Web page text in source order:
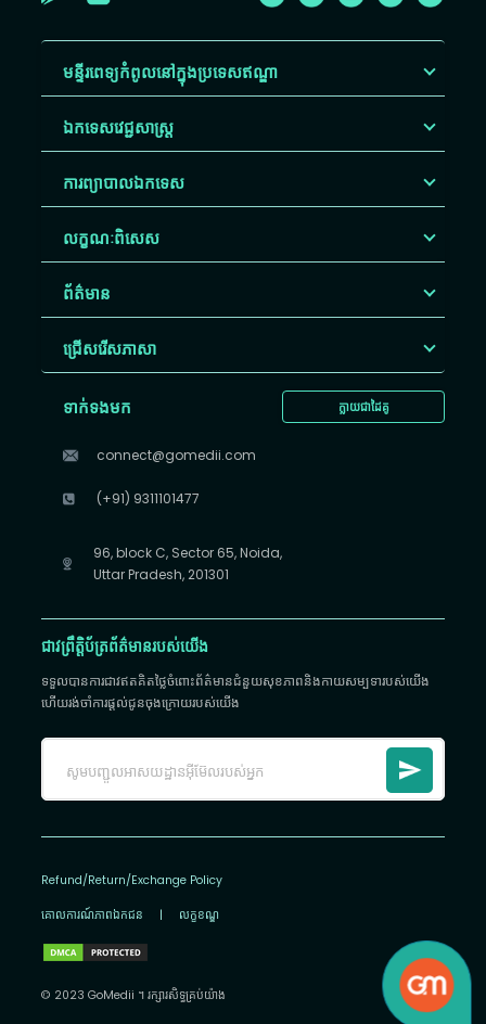
មន្ទីរពេទ្យកំពូលនៅក្នុងប្រទេសឥណ្ឌា
ឯកទេសវេជ្ជសាស្ត្រ
ការព្យាបាលឯកទេស
លក្ខណៈពិសេស
ព័ត៌មាន
ជ្រើសរើស​ភាសា
ក្លាយជាដៃគូ
ទាក់ទងមក
connect@gomedii.com
(+91) 9311101477
96, block C, Sector 65, Noida,
Uttar Pradesh, 201301
ជាវព្រឹត្តិប័ត្រព័ត៌មានរបស់យើង
ទទួលបានការជាវឥតគិតថ្លៃចំពោះព័ត៌មានជំនួយសុខភាពនិងកាយសម្បទារបស់យើង
ហើយរង់ចាំការផ្តល់ជូនចុងក្រោយរបស់យើង
Refund/Return/Exchange Policy
គោលការណ៍​ភាព​ឯកជន | លក្ខខណ្ឌ
© 2023 GoMedii ។ រក្សា​រ​សិទ្ធ​គ្រប់យ៉ាង